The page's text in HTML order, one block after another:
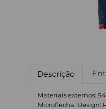
Descrição
Materiais externos:
Microflecha. Design: